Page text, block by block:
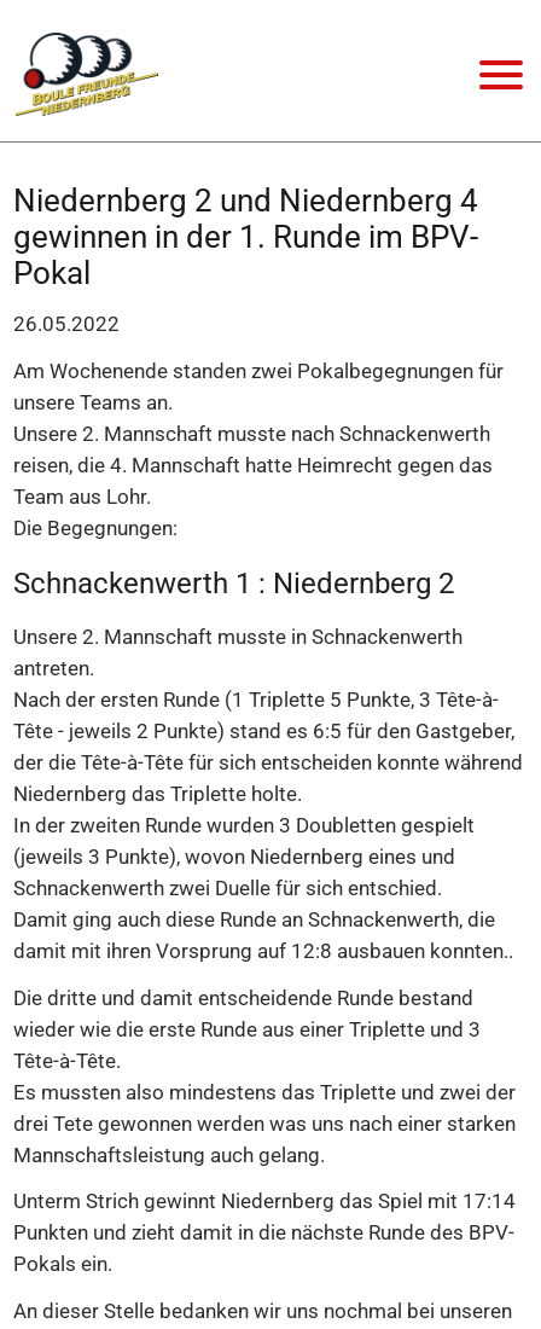
Niedernberg 2 und Niedernberg 4
gewinnen in der 1. Runde im BPV-
Pokal
26.05.2022
Am Wochenende standen zwei Pokalbegegnungen für
unsere Teams an.
Unsere 2. Mannschaft musste nach Schnackenwerth
reisen, die 4. Mannschaft hatte Heimrecht gegen das
Team aus Lohr.
Die Begegnungen:
Schnackenwerth 1 : Niedernberg 2
Unsere 2. Mannschaft musste in Schnackenwerth
antreten.
Nach der ersten Runde (1 Triplette 5 Punkte, 3 Tête-à-
Tête - jeweils 2 Punkte) stand es 6:5 für den Gastgeber,
der die Tête-à-Tête für sich entscheiden konnte während
Niedernberg das Triplette holte.
In der zweiten Runde wurden 3 Doubletten gespielt
(jeweils 3 Punkte), wovon Niedernberg eines und
Schnackenwerth zwei Duelle für sich entschied.
Damit ging auch diese Runde an Schnackenwerth, die
damit mit ihren Vorsprung auf 12:8 ausbauen konnten..
Die dritte und damit entscheidende Runde bestand
wieder wie die erste Runde aus einer Triplette und 3
Tête-à-Tête.
Es mussten also mindestens das Triplette und zwei der
drei Tete gewonnen werden was uns nach einer starken
Mannschaftsleistung auch gelang.
Unterm Strich gewinnt Niedernberg das Spiel mit 17:14
Punkten und zieht damit in die nächste Runde des BPV-
Pokals ein.
An dieser Stelle bedanken wir uns nochmal bei unseren